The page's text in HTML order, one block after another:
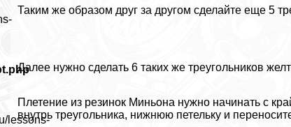
Таким же образом друг за другом сделайте еще 5
Далее нужно сделать 6 таких же треугольников
Плетение из резинок Миньона нужно начинать с
внутрь треугольника, нижнюю петельку и
lessons-